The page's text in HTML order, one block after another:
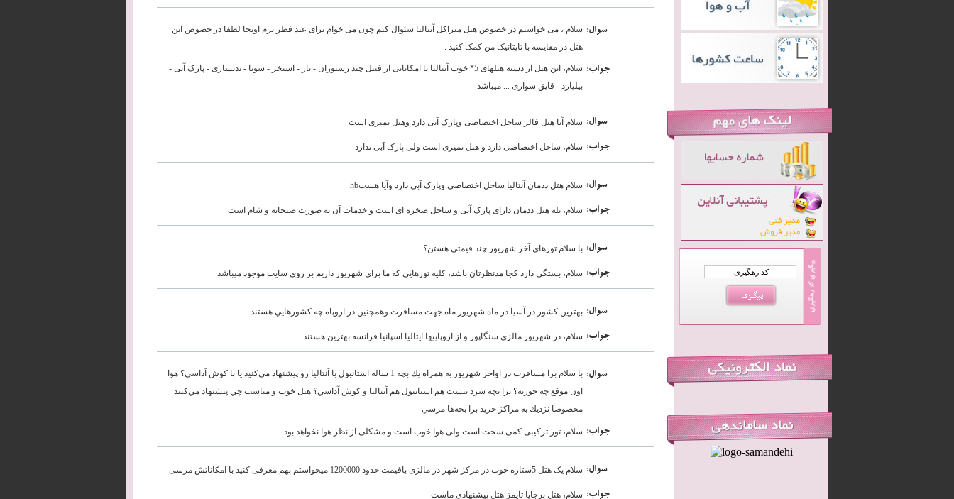
سلام ، می خواستم در خصوص هتل میراکل آنتالیا سئوال کنم چون می خوام برای عید فطر برم اونجا لطفا در خصوص این
هتل در مقایسه با تایتانیک من کمک کنید .
:سوال
سلام، این هتل از دسته هتلهای 5* خوب آنتالیا با امکاناتی از قبیل چند رستوران - بار - استخر - سونا - بدنسازی - پارک آبی -
بیلیارد - قایق سواری ... میباشد
:جواب
سلام آیا هتل فالز ساحل اختصاصی وپارک آبی دارد وهتل تمیزی است :سوال
سلام، ساحل اختصاصی دارد و هتل تمیزی است ولی پارک آبی ندارد :جواب
سلام هتل ددمان آنتالیا ساحل اختصاصی وپارک آبی دارد وآیا هستhb :سوال
سلام، بله هتل ددمان دارای پارک آبی و ساحل صخره ای است و خدمات آن به صورت صبحانه و شام است :جواب
با سلام تورهای آخر شهریور چند قیمتی هستن؟ :سوال
سلام، بستگی دارد کجا مدنظرتان باشد، کلیه تورهایی که ما برای شهریور داریم بر روی سایت موجود میباشد :جواب
بهترين كشور در آسيا در ماه شهريور ماه جهت مسافرت وهمچنين در اروپاه چه كشورهايي هستند :سوال
سلام، در شهریور مالزی سنگاپور و از اروپاییها ایتالیا اسپانیا فرانسه بهترین هستند :جواب
با سلام برا مسافرت در اواخر شهريور به همراه يك بچه 1 ساله استانبول با آنتاليا رو پيشنهاد مي‌كنيد يا با كوش آداسي؟ هوا
اون موقع چه جوريه؟ برا بچه سرد نيست هم استانبول هم آنتاليا و كوش آداسي؟ هتل خوب و مناسب چي پيشنهاد مي‌كنيد
مخصوصا نزديك به مراكز خريد برا بچه‌ها مرسي
:سوال
سلام، تور ترکیبی کمی سخت است ولی هوا خوب است و مشکلی از نظر هوا نخواهد بود :جواب
سلام یک هتل 5ستاره خوب در مرکز شهر در مالزی باقیمت حدود 1200000 میخواستم بهم معرفی کنید با امکاناتش مرسی :سوال
سلام، هتل برجایا تایمز هتل پیشنهادی ماست :جواب